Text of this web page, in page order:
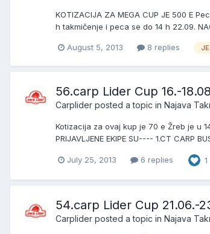
KOTIZACIJA ZA MEGA CUP JE 500 E
h takmičenje i peca se do 14 h 22.09.
August 5, 2013 8 replies
56.carp Lider Cup 16.-
Carplider posted a topic in Najava
Kotizacija za ovaj kup je 70 e Žreb je u
PRIJAVLJENE EKIPE SU---- 1.CT CARP
July 25, 2013 6 replies 1
54.carp Lider Cup 21.06.-
Carplider posted a topic in Najava